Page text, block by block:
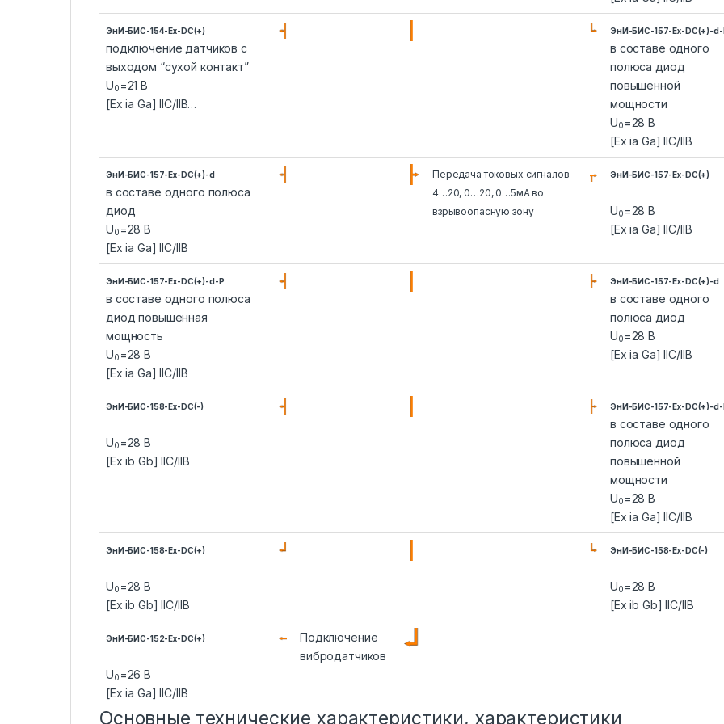
ЭнИ-БИС-154-Ex-DC(+)
подключение датчиков с
выходом “сухой контакт”
U0 =21 В
[Ex ia Ga] IIC/IIB…
ЭнИ-БИС-157-Ex-DC(+)-d-
в составе одного
полюса диод
повышенной
мощности
U0 =28 В
[Ex ia Ga] IIC/IIB
ЭнИ-БИС-157-Ex-DC(+)-d
в составе одного полюса
диод
U0 =28 В
[Ex ia Ga] IIC/IIB
Передача токовых сигналов
4…20, 0…20, 0…5мА во
взрывоопасную зону
ЭнИ-БИС-157-Ex-DC(+)
U0 =28 В
[Ex ia Ga] IIC/IIB
ЭнИ-БИС-157-Ex-DC(+)-d-P
в составе одного полюса
диод повышенная
мощность
U0 =28 В
[Ex ia Ga] IIC/IIB
ЭнИ-БИС-157-Ex-DC(+)-d
в составе одного
полюса диод
U0 =28 В
[Ex ia Ga] IIC/IIB
ЭнИ-БИС-158-Ex-DC(-)
U0 =28 В
[Ex ib Gb] IIC/IIB
ЭнИ-БИС-157-Ex-DC(+)-d-
в составе одного
полюса диод
повышенной
мощности
U0 =28 В
[Ex ia Ga] IIC/IIB
ЭнИ-БИС-158-Ex-DC(+)
U0 =28 В
[Ex ib Gb] IIC/IIB
ЭнИ-БИС-158-Ex-DC(-)
U0 =28 В
[Ex ib Gb] IIC/IIB
ЭнИ-БИС-152-Ex-DC(+)
U0 =26 В
[Ex ia Ga] IIC/IIB
Подключение
вибродатчиков
Основные технические характеристики, характеристики